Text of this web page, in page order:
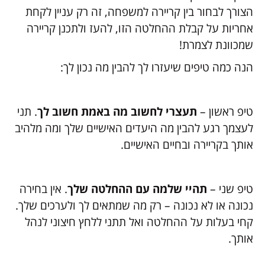
הצורך לבחור בין קריירה למשפחה, זה רק עניין לקחת
אחריות על קבלת ההחלטה הזו, להעז ולתכנן קריירה
שמכוונת לצמרת!
הנה כמה טיפים שיעזרו לך להבין מה נכון לך:
טיפ ראשון – תעצרי לחשוב מה באמת חשוב לך. תני
לעצמך רגע להבין מה היעדים האישיים שלך ומה מלהיב
אותך בקריירה ובחיים האישיים.
טיפ שני – תהיי שלמה עם ההחלטה שלך. אין בחירה
נכונה או לא נכונה – רק מה שמתאים לך ולערכים שלך.
קחי בעלות על ההחלטה ואל תתני ללחץ חיצוני לנהל
אותך.